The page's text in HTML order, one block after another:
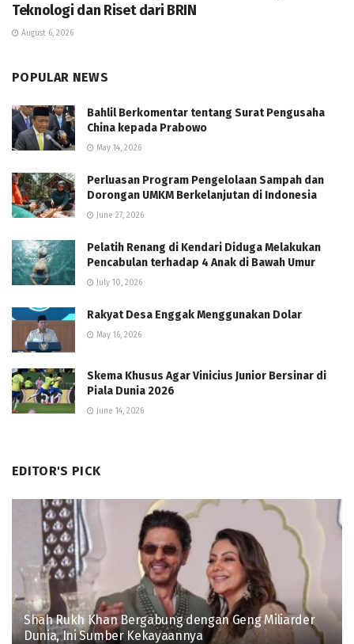
Teknologi dan Riset dari BRIN
August 6, 2026
POPULAR NEWS
Bahlil Berkomentar tentang Surat Pengusaha
China kepada Prabowo
May 14, 2026
Perluasan Program Pengelolaan Sampah dan
Dorongan UMKM Berkelanjutan di Indonesia
June 27, 2026
Pelatih Renang di Kendari Diduga Melakukan
Pencabulan terhadap 4 Anak di Bawah Umur
July 10, 2026
Rakyat Desa Enggak Menggunakan Dolar
May 16, 2026
Skema Khusus Agar Vinicius Junior Bersinar di
Piala Dunia 2026
June 14, 2026
EDITOR'S PICK
Shah Rukh Khan Bergabung dengan Geng Miliarder
Dunia, Ini Sumber Kekayaannya